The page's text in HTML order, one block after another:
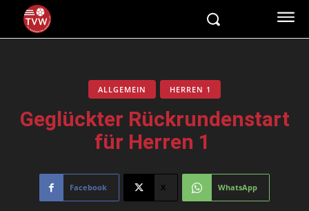
ALLGEMEIN HERREN 1
Geglückter Rückrundenstart
für Herren 1
Facebook X WhatsApp